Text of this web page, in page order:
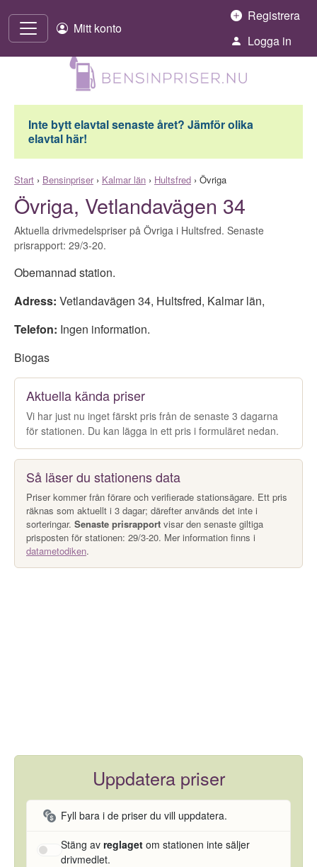
Mitt konto
Registrera
Logga in
Inte bytt elavtal senaste året? Jämför olika
elavtal här!
Start › Bensinpriser› Kalmar län › Hultsfred › Övriga
Övriga, Vetlandavägen 34
Aktuella drivmedelspriser på Övriga i Hultsfred. Senaste
prisrapport: 29/3-20.
Obemannad station.
Adress: Vetlandavägen 34, Hultsfred, Kalmar län,
Telefon: Ingen information.
Biogas
Aktuella kända priser
Vi har just nu inget färskt pris från de senaste 3 dagarna
för stationen. Du kan lägga in ett pris i formuläret nedan.
Så läser du stationens data
Priser kommer från förare och verifierade stationsägare. Ett pris
räknas som aktuellt i 3 dagar; därefter används det inte i
sorteringar. Senaste prisrapport visar den senaste giltiga
prisposten för stationen: 29/3-20. Mer information finns i
datametodiken.
Uppdatera priser
Fyll bara i de priser du vill uppdatera.
Stäng av reglaget om stationen inte säljer
drivmedlet.